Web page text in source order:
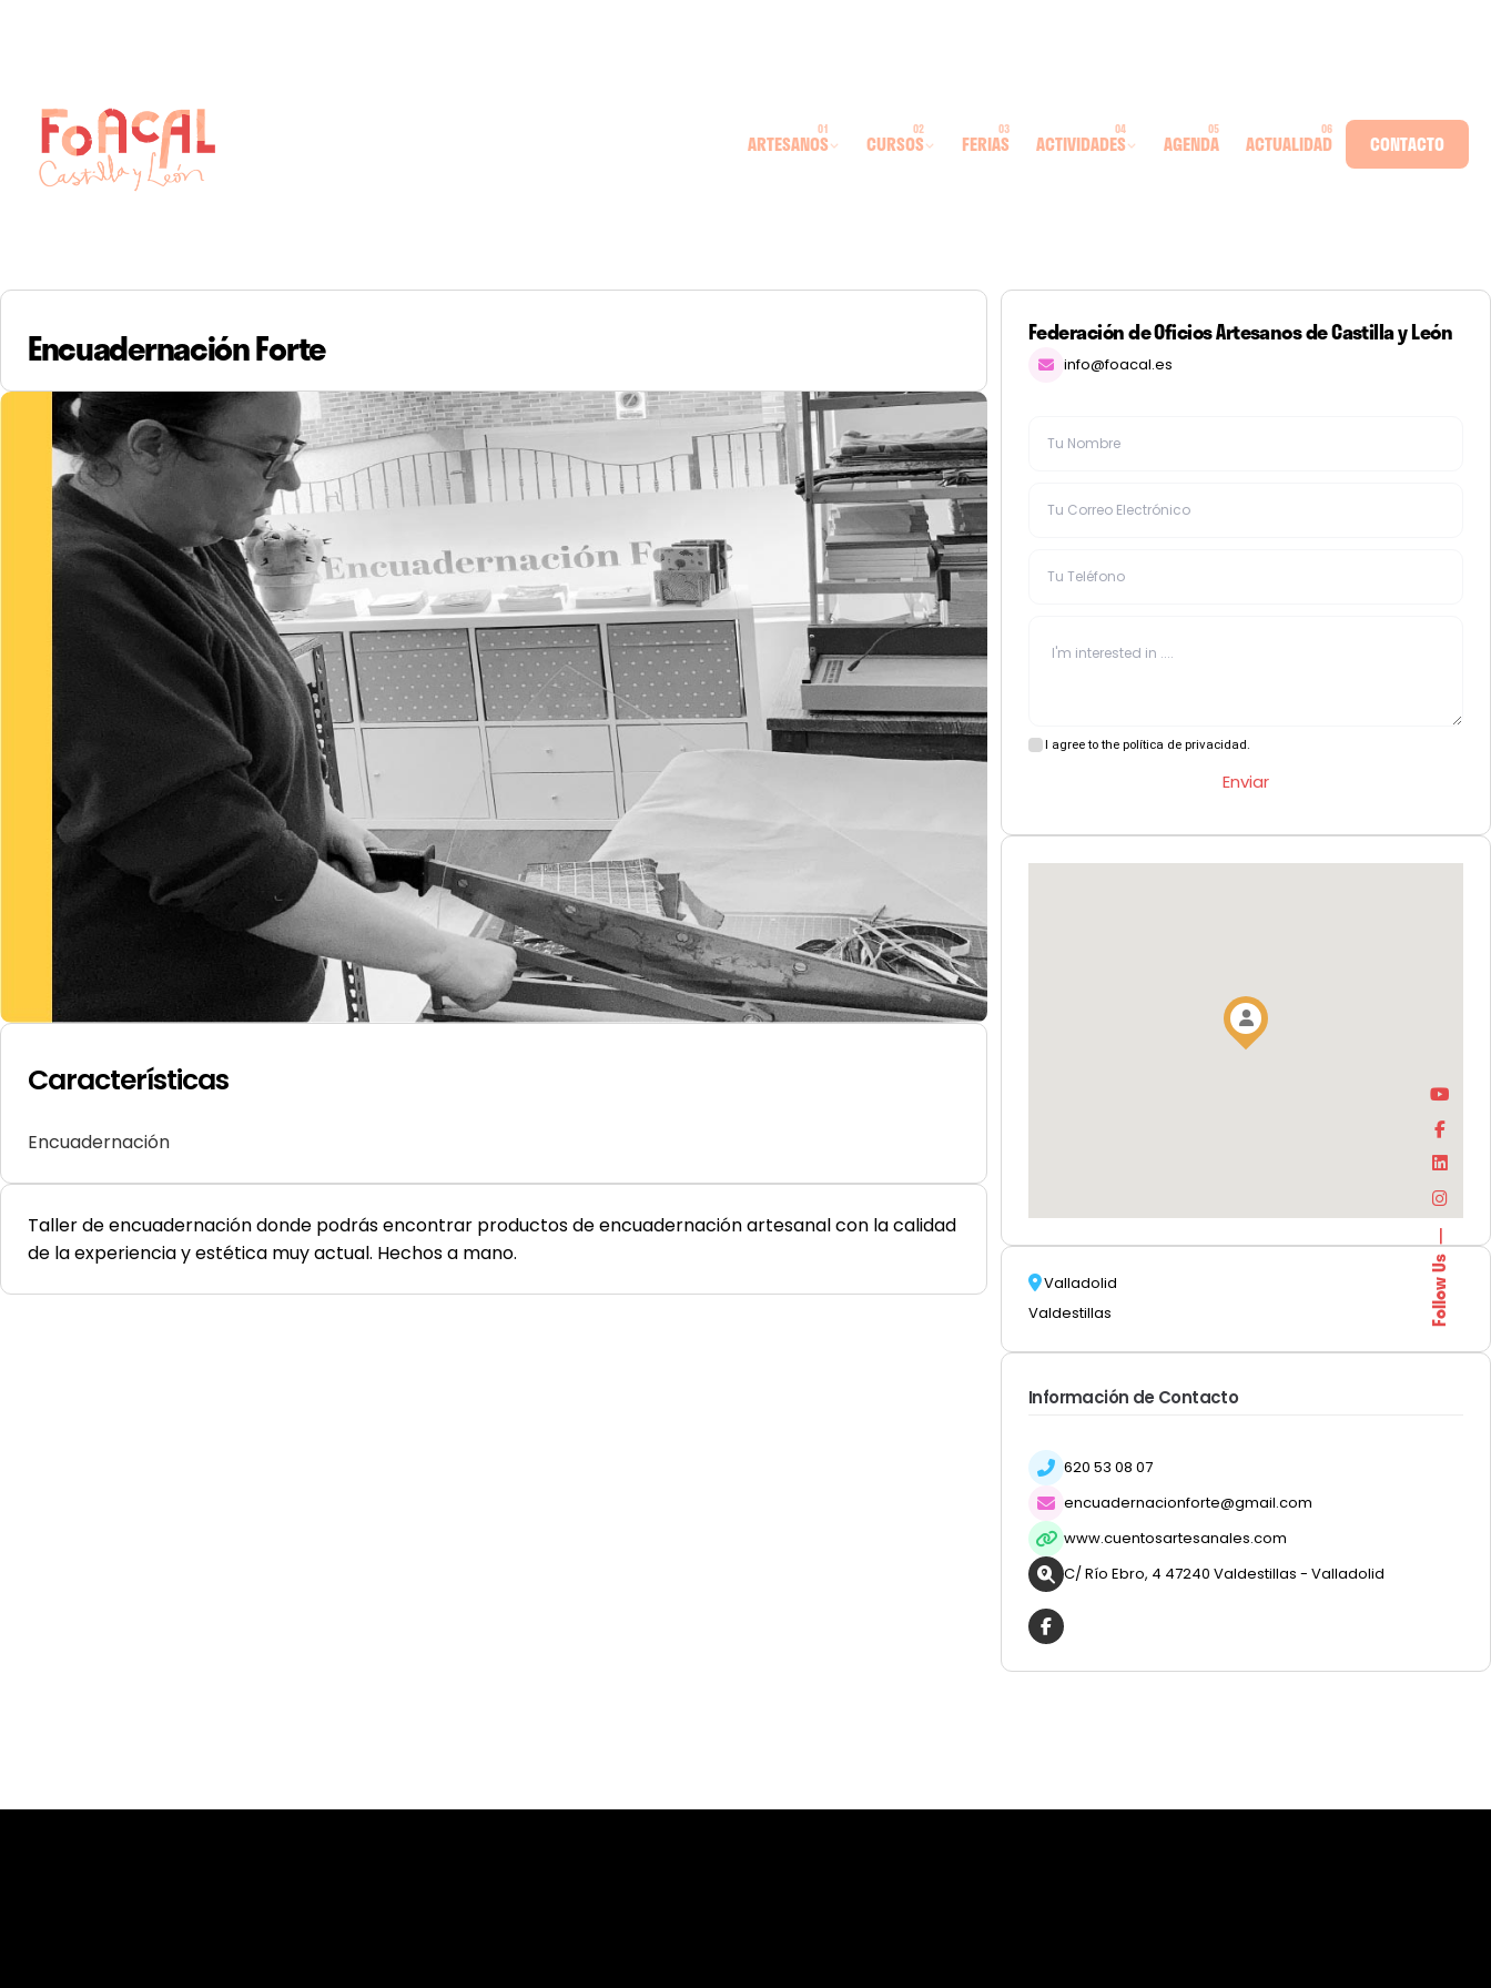
Follow Us
ARTESANOS CURSOS FERIAS ACTIVIDADES AGENDA ACTUALIDAD CONTACTO
Encuadernación Forte
Características
Encuadernación
Taller de encuadernación donde podrás encontrar productos de encuadernación artesanal con la calidad
de la experiencia y estética muy actual. Hechos a mano.
Federación de Oficios Artesanos de Castilla y León
info@foacal.es
I agree to the política de privacidad.
Enviar
Valladolid
Valdestillas
Información de Contacto
620 53 08 07
encuadernacionforte@gmail.com
www.cuentosartesanales.com
C/ Río Ebro, 4 47240 Valdestillas - Valladolid